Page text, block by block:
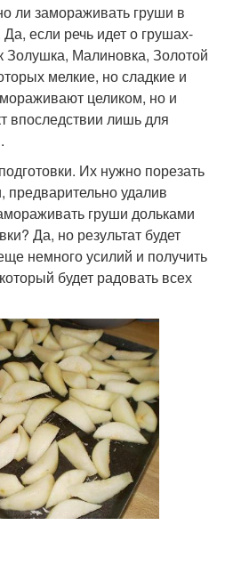
ли замораживать груши в
если речь идет о грушах-
Золушка, Малиновка, Золотой
мелкие, но сладкие и
целиком, но и
впоследствии лишь для
Их нужно порезать
предварительно удалив
груши дольками
Да, но результат будет
немного усилий и получить
будет радовать всех